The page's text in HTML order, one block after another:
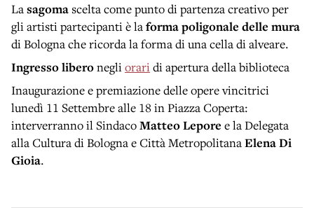
Lasagoma scelta come punto di partenza creativo per
gli artisti partecipanti è laforma poligonale delle mura
di Bologna che ricorda la forma di una cella di alveare.
Ingresso liberoneglioraridi apertura della biblioteca
Inaugurazione e premiazione delle opere vincitrici
lunedì 11 Settembre alle 18 in Piazza Coperta:
interverranno il SindacoMatteo Lepore e la Delegata
alla Cultura di Bologna e Città MetropolitanaElena Di
Gioia.